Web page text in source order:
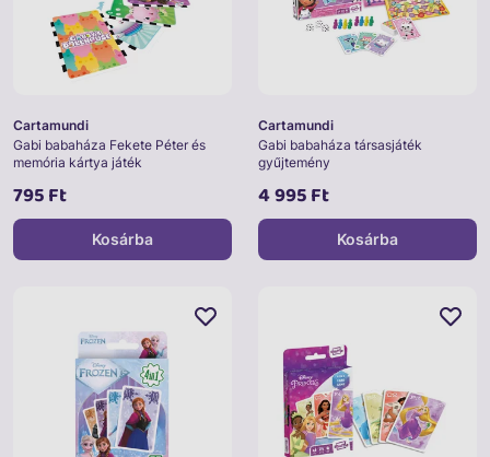
Cartamundi
Gabi babaháza Fekete Péter és
memória kártya játék
795 Ft
Kosárba
Cartamundi
Gabi babaháza társasjáték
gyűjtemény
4 995 Ft
Kosárba